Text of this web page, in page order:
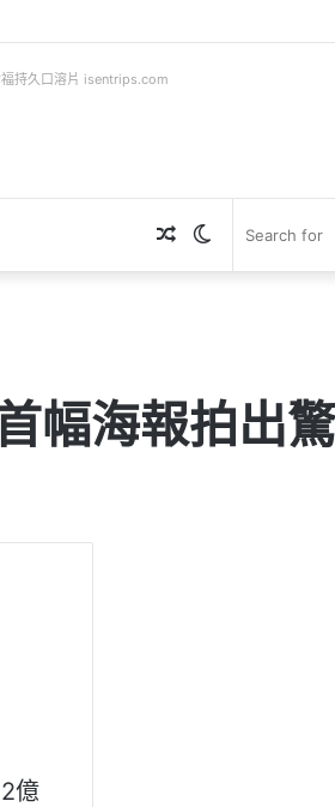
持久口溶片 isentrips.com
Switch
Random
幅海報拍出
億